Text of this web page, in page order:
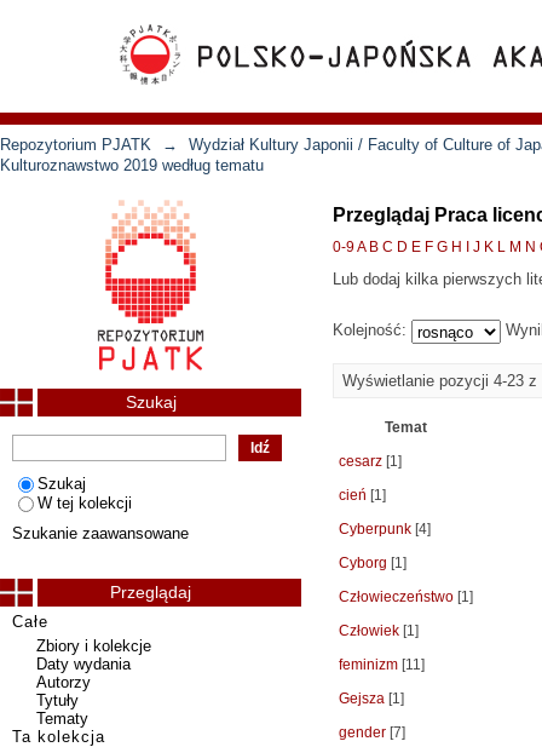
Repozytorium PJATK →
Wydział Kultury Japonii / Faculty of Culture of
Kulturoznawstwo 2019 według tematu
Przeglądaj Praca
0-9A B C D E F G H J K L M N
Lub dodaj kilka pierwszych
Kolejność:
Wyświetlanie pozycji 4-23 z
Temat
cesarz [1]
cień [1]
Cyberpunk [4]
Cyborg [1]
Człowieczeństwo [1]
Człowiek [1]
feminizm [11]
Gejsza [1]
gender [7]
Szukaj
Szukaj
W tej kolekcji
Szukanie zaawansowane
Przeglądaj
Całe
Zbiory i kolekcje
Daty wydania
Autorzy
Tytuły
Tematy
Ta kolekcja